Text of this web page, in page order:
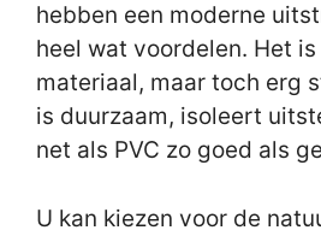
hebben een moderne
heel wat voordelen. Het
materiaal, maar toch erg
is duurzaam, isoleert
net als PVC zo goed als
U kan kiezen voor de